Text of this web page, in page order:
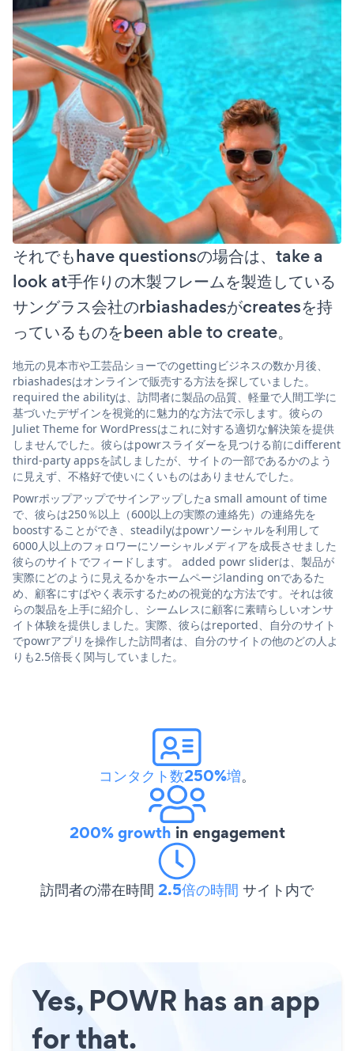
それでもhave questionsの場合は、take a
look at手作りの木製フレームを製造している
サングラス会社のrbiashadesがcreatesを持
っているものをbeen able to create。
地元の見本市や工芸品ショーでのgettingビジネスの数か月後、
rbiashadesはオンラインで販売する方法を探していました。
required the abilityは、訪問者に製品の品質、軽量で人間工学に
基づいたデザインを視覚的に魅力的な方法で示します。彼らの
Juliet Theme for WordPressはこれに対する適切な解決策を提供
しませんでした。彼らはpowrスライダーを見つける前にdifferent
third-party appsを試しましたが、サイトの一部であるかのよう
に見えず、不格好で使いにくいものはありませんでした。
Powrポップアップでサインアップしたa small amount of time
で、彼らは250％以上（600以上の実際の連絡先）の連絡先を
boostすることができ、steadilyはpowrソーシャルを利用して
6000人以上のフォロワーにソーシャルメディアを成長させました
彼らのサイトでフィードします。 added powr sliderは、製品が
実際にどのように見えるかをホームページlanding onであるた
め、顧客にすばやく表示するための視覚的な方法です。それは彼
らの製品を上手に紹介し、シームレスに顧客に素晴らしいオンサ
イト体験を提供しました。実際、彼らはreported、自分のサイト
でpowrアプリを操作した訪問者は、自分のサイトの他のどの人よ
りも2.5倍長く関与していました。
コンタクト数250%増。
200% growth in engagement
訪問者の滞在時間 2.5倍の時間 サイト内で
Yes, POWR has an app
for that.